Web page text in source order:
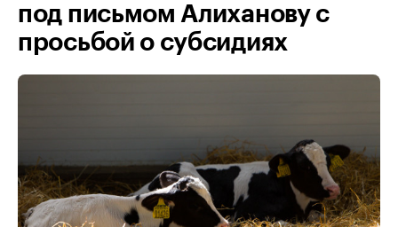
под письмом Алиханову с
просьбой о субсидиях